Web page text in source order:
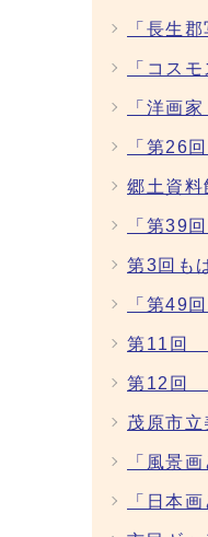
「長生
「コス
「洋画
「第26
郷土資
「第39
第3回も
「第49
第11回
第12回
茂原市
「風景
「日本